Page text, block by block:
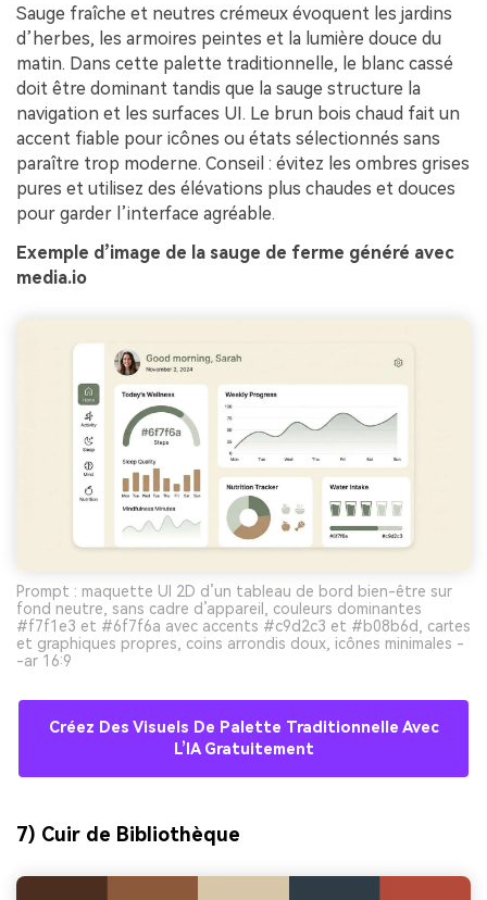
Sauge fraîche et neutres crémeux évoquent les jardins
d’herbes, les armoires peintes et la lumière douce du
matin. Dans cette palette traditionnelle, le blanc cassé
doit être dominant tandis que la sauge structure la
navigation et les surfaces UI. Le brun bois chaud fait un
accent fiable pour icônes ou états sélectionnés sans
paraître trop moderne. Conseil : évitez les ombres grises
pures et utilisez des élévations plus chaudes et douces
pour garder l’interface agréable.
Exemple d’image de la sauge de ferme généré avec
media.io
Prompt : maquette UI 2D d’un tableau de bord bien-être sur
fond neutre, sans cadre d’appareil, couleurs dominantes
#f7f1e3 et #6f7f6a avec accents #c9d2c3 et #b08b6d, cartes
et graphiques propres, coins arrondis doux, icônes minimales -
-ar 16:9
Créez Des Visuels De Palette Traditionnelle Avec
L’IA Gratuitement
7) Cuir de Bibliothèque